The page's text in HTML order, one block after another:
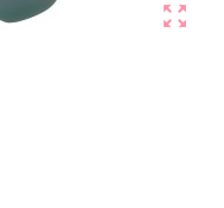
zoom_out_map